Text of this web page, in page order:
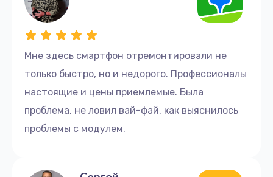
Мне здесь смартфон отремонтировали не
только быстро, но и недорого. Профессионалы
настоящие и цены приемлемые. Была
проблема, не ловил вай-фай, как выяснилось
проблемы с модулем.